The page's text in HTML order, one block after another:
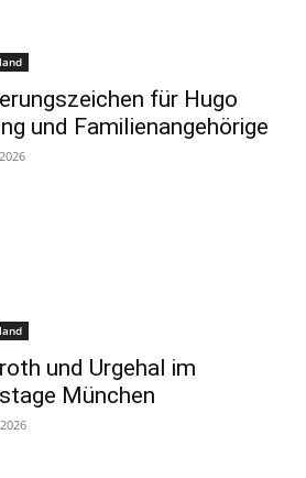
für Hugo
und Familienangehörige
und Urgehal im
München